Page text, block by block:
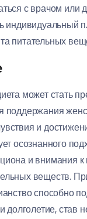
с врачом или
индивидуальный
питательных
может стать
поддержания
и
осознанного
и внимания
веществ.
способно
долголетие, став